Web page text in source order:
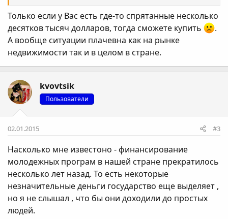
Только если у Вас есть где-то спрятанные несколько
десятков тысяч долларов, тогда сможете купить
.
А вообще ситуации плачевна как на рынке
недвижимости так и в целом в стране.
kvovtsik
Пользователи
02.01.2015 #3
Насколько мне известоно - финансирование
молодежных програм в нашей стране прекратилось
несколько лет назад. То есть некоторые
незначительные деньги государство еще выделяет ,
но я не слышал , что бы они доходили до простых
людей.